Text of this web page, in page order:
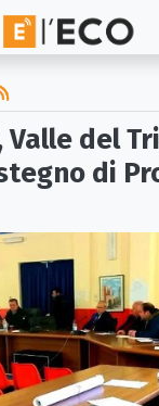
Valle del
di